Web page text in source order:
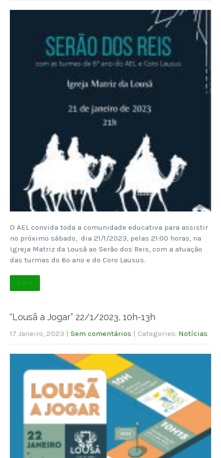
O AEL convida toda a comunidade educativa para assistir
no próximo sábado, dia 21/1/2023, pelas 21:00 horas, na
Igreja Matriz da Lousã ao Serão dos Reis, com a atuação
das turmas do 6º ano e do Coro Lausus.
Ler +
“Lousã a Jogar” 22/1/2023, 10h-13h
17 Janeiro, 2023 | Sem comentários | Categories: Notícias